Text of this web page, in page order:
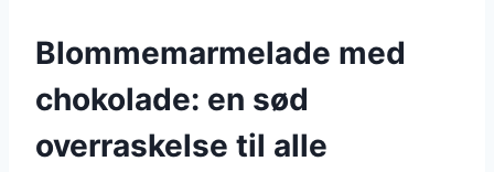
Blommemarmelade med
chokolade: en sød
overraskelse til alle